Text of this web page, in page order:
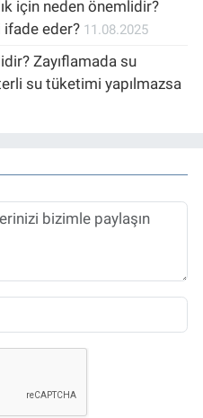
için neden önemlidir?
ifade eder? 11.08.2025
Zayıflamada su
su tüketimi yapılmazsa